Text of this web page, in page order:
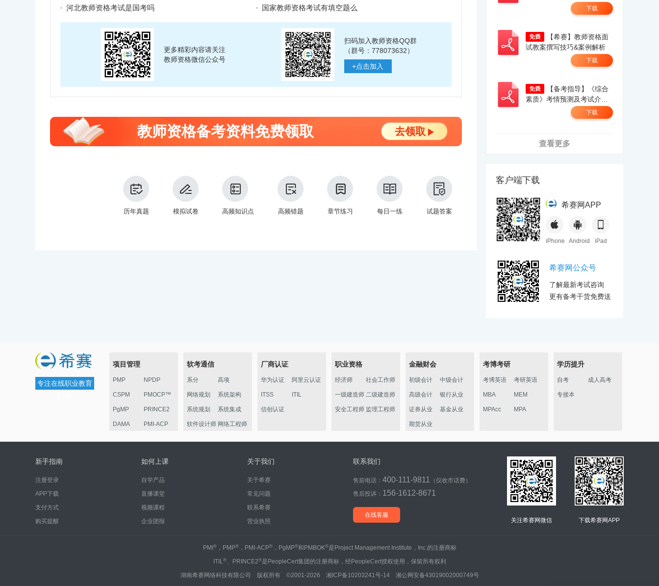
河北教师资格考试是国考吗 国家教师资格考试有填空题么
更多精彩内容请关注
教师资格微信公众号
扫码加入教师资格QQ群
（群号：778073632）
+点击加入
教师资格备考资料免费领取 去领取
历年真题 模拟试卷 高频知识点 高频错题 章节练习 每日一练 试题答案
下载
【希赛】教师资格面
试教案撰写技巧&案例解析
下载
【备考指导】《综合
素质》考情预测及考试介
下载
查看更多
客户端下载
希赛网APP
iPhone Android iPad
希赛网公众号
了解最新考试咨询
更有备考干货免费送
专注在线职业教育
项目管理
PMP NPDP
CSPM PMOCP™
PgMP PRINCE2
DAMA PMI-ACP
软考通信
系分 高项
网络规划 系统架构
系统规划 系统集成
软件设计师 网络工程师
厂商认证
华为认证 阿里云认证
ITSS ITIL
信创认证
职业资格
经济师 社会工作师
一级建造师 二级建造师
安全工程师 监理工程师
金融财会
初级会计 中级会计
高级会计 银行从业
证券从业 基金从业
期货从业
考博考研
考博英语 考研英语
MBA MEM
MPAcc MPA
学历提升
自考 成人高考
专接本
新手指南
注册登录
APP下载
支付方式
购买提醒
如何上课
自学产品
直播课堂
视频课程
企业团报
关于我们
关于希赛
常见问题
联系希赛
营业执照
联系我们
售前电话： 400-111-9811
（仅收市话费）
售后投诉： 156-1612-8671
在线客服
关注希赛网微信 下载希赛网APP
PMI ®，PMP®，PMI-ACP®，PgMP®和PMBOK®是Project Management Institute，Inc.的注册商标
ITIL®、PRINCE2®是PeopleCert集团的注册商标，经PeopleCert授权使用，保留所有权利
湖南希赛网络科技有限公司 版权所有 ©2001-2026 湘ICP备10203241号-14
湘公网安备43019002000749号